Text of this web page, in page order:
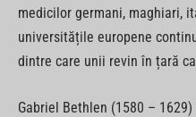
medicilor germani, maghiari,
universitățile europene
dintre care unii revin în țară
Gabriel Bethlen (1580 –